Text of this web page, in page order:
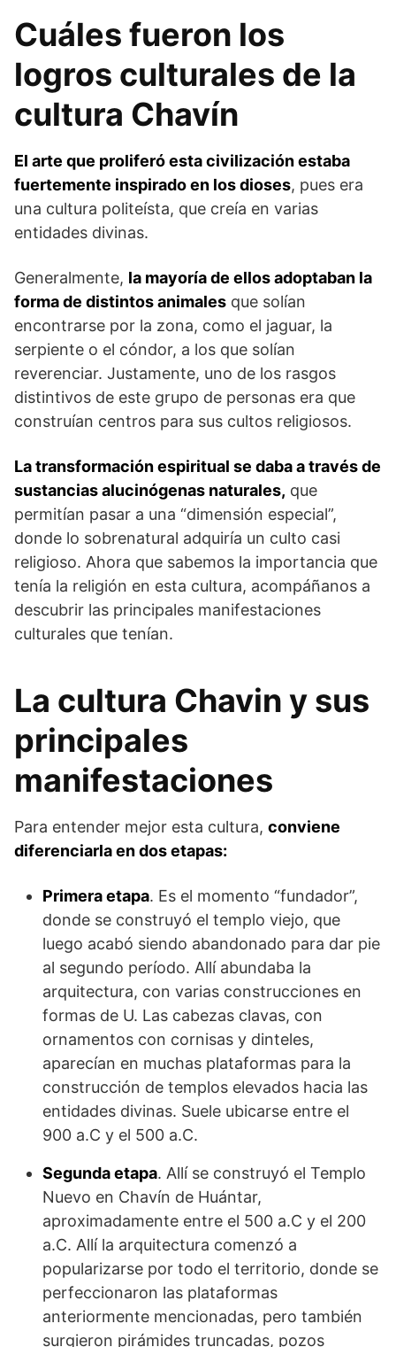
Cuáles fueron los
logros culturales de la
cultura Chavín
El arte que proliferó esta civilización estaba
fuertemente inspirado en los dioses, pues era
una cultura politeísta, que creía en varias
entidades divinas.
Generalmente, la mayoría de ellos adoptaban la
forma de distintos animales que solían
encontrarse por la zona, como el jaguar, la
serpiente o el cóndor, a los que solían
reverenciar. Justamente, uno de los rasgos
distintivos de este grupo de personas era que
construían centros para sus cultos religiosos.
La transformación espiritual se daba a través de
sustancias alucinógenas naturales, que
permitían pasar a una “dimensión especial”,
donde lo sobrenatural adquiría un culto casi
religioso. Ahora que sabemos la importancia que
tenía la religión en esta cultura, acompáñanos a
descubrir las principales manifestaciones
culturales que tenían.
La cultura Chavin y sus
principales
manifestaciones
Para entender mejor esta cultura, conviene
diferenciarla en dos etapas:
Primera etapa. Es el momento “fundador”,
donde se construyó el templo viejo, que
luego acabó siendo abandonado para dar pie
al segundo período. Allí abundaba la
arquitectura, con varias construcciones en
formas de U. Las cabezas clavas, con
ornamentos con cornisas y dinteles,
aparecían en muchas plataformas para la
construcción de templos elevados hacia las
entidades divinas. Suele ubicarse entre el
900 a.C y el 500 a.C.
Segunda etapa. Allí se construyó el Templo
Nuevo en Chavín de Huántar,
aproximadamente entre el 500 a.C y el 200
a.C. Allí la arquitectura comenzó a
popularizarse por todo el territorio, donde se
perfeccionaron las plataformas
anteriormente mencionadas, pero también
surgieron pirámides truncadas, pozos